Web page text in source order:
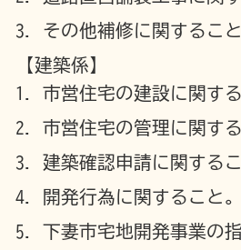
その他補修に関すること
【建築係】
市営住宅の建設に関する
市営住宅の管理に関する
建築確認申請に関するこ
開発行為に関すること。
下妻市宅地開発事業の